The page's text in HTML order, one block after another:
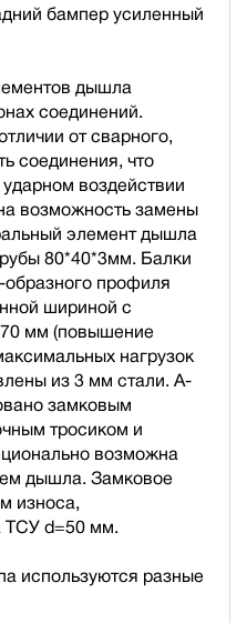
бампер усиленный
дышла
соединений.
от сварного,
соединения, что
воздействии
возможность замены
элемент дышла
80*40*3мм. Балки
профиля
шириной с
мм (повышение
нагрузок
из 3 мм стали. А-
замковым
тросиком и
возможна
дышла. Замковое
износа,
ТСУ d=50 мм.
используются разные